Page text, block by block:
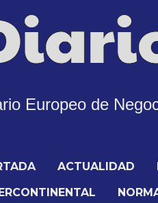
Europeo de
ACTUALIDAD